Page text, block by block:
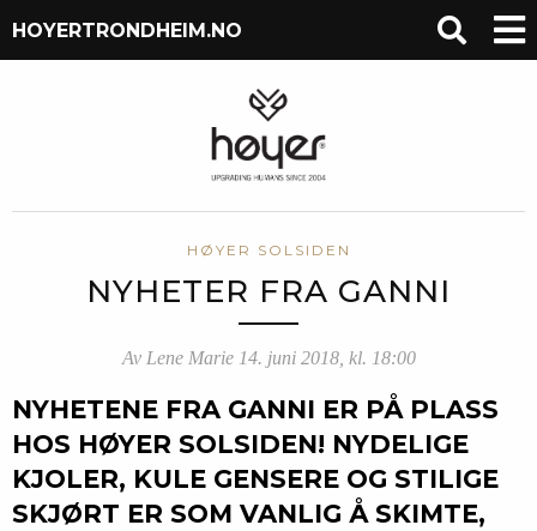
HOYERTRONDHEIM.NO
HØYER SOLSIDEN
NYHETER FRA GANNI
Av Lene Marie 14. juni 2018, kl. 18:00
NYHETENE FRA GANNI ER PÅ PLASS
HOS HØYER SOLSIDEN! NYDELIGE
KJOLER, KULE GENSERE OG STILIGE
SKJØRT ER SOM VANLIG Å SKIMTE,